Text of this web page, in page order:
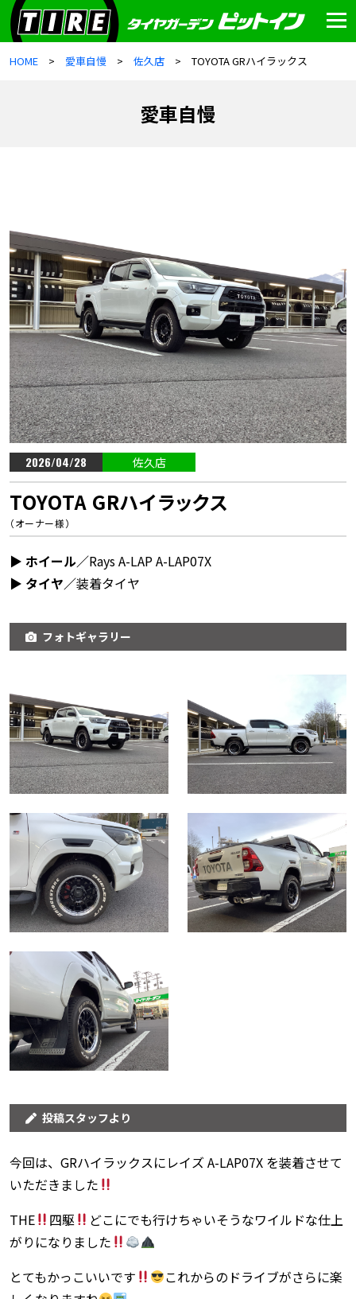
HOME 愛車自慢 佐久店 TOYOTA GRハイラックス
愛車自慢
2026/04/28 佐久店
TOYOTA GRハイラックス
（オーナー様）
▶︎ ホイール／Rays A-LAP A-LAP07X
▶︎ タイヤ／装着タイヤ
フォトギャラリー
投稿スタッフより
今回は、GRハイラックスにレイズ A-LAP07X を装着させて
いただきました
THE
四駆
どこにでも行けちゃいそうなワイルドな仕上
がりになりました
とてもかっこいいです
これからのドライブがさらに楽